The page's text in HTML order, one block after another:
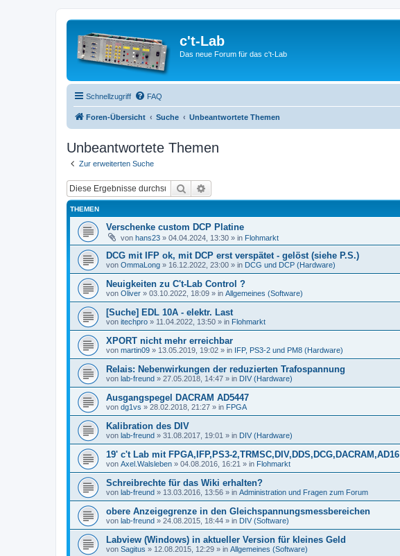
c't-Lab
Das neue Forum für das c't-Lab
Schnellzugriff FAQ
Foren-Übersicht Suche Unbeantwortete Themen
Unbeantwortete Themen
Zur erweiterten Suche
Suche
THEMEN
Verschenke custom DCP Platine
von hans23 » 04.04.2024, 13:30 » in Flohmarkt
DCG mit IFP ok, mit DCP erst verspätet - gelöst (siehe P.S.)
von OmmaLong » 16.12.2022, 23:00 » in DCG und DCP (Hardware)
Neuigkeiten zu C't-Lab Control ?
von Oliver » 03.10.2022, 18:09 » in Allgemeines (Software)
[Suche] EDL 10A - elektr. Last
von itechpro » 11.04.2022, 13:50 » in Flohmarkt
XPORT nicht mehr erreichbar
von martin09 » 13.05.2019, 19:02 » in IFP, PS3-2 und PM8 (Hardware)
Relais: Nebenwirkungen der reduzierten Trafospannung
von lab-freund » 27.05.2018, 14:47 » in DIV (Hardware)
Ausgangspegel DACRAM AD5447
von dg1vs » 28.02.2018, 21:27 » in FPGA
Kalibration des DIV
von lab-freund » 31.08.2017, 19:01 » in DIV (Hardware)
19' c't Lab mit FPGA,IFP,PS3-2,TRMSC,DIV,DDS,DCG,DACRAM,AD16
von Axel.Walsleben » 04.08.2016, 16:21 » in Flohmarkt
Schreibrechte für das Wiki erhalten?
von lab-freund » 13.03.2016, 13:56 » in Administration und Fragen zum Forum
obere Anzeigegrenze in den Gleichspannungsmessbereichen
von lab-freund » 24.08.2015, 18:44 » in DIV (Software)
Labview (Windows) in aktueller Version für kleines Geld
von Sagitus » 12.08.2015, 12:29 » in Allgemeines (Software)